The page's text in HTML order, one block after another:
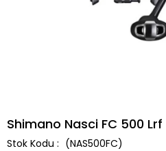
Shimano Nasci FC 500
(NAS500FC)